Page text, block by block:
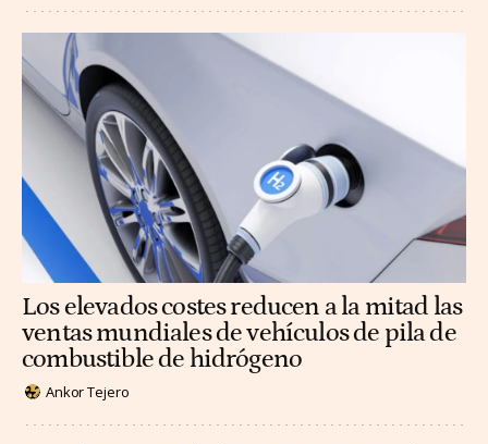
Los elevados costes reducen a la mitad las
ventas mundiales de vehículos de pila de
combustible de hidrógeno
Ankor Tejero